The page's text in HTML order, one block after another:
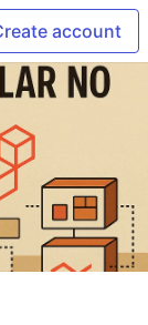
account